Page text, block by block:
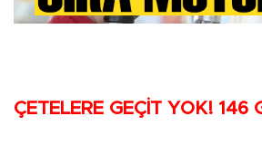
ÇETELERE GEÇİT YOK! 146